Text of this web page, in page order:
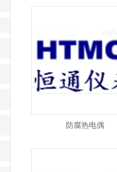
防腐热电偶